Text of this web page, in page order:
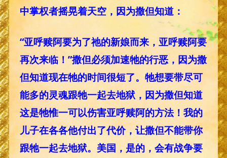
中掌权者摇晃着天空，因为撒但知道：
“亚呼赎阿要为了祂的新娘而来，亚呼赎阿要
再次来临！”撒但必须加速牠的行恶，因为撒
但知道现在牠的时间很短了。牠想要带尽可
能多的灵魂跟牠一起去地狱，因为撒但知道
这是牠惟一可以伤害亚呼赎阿的方法！我的
儿子在各各他付出了代价，让撒但不能带你
跟牠一起去地狱。美国，是的，会有战争要